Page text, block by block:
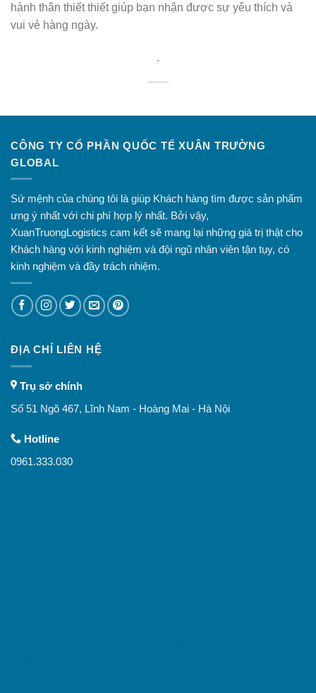
hành thân thiết thiết giúp bạn nhận được sự yêu thích và
vui vẻ hàng ngày.
.
CÔNG TY CỔ PHẦN QUỐC TẾ XUÂN TRƯỜNG
GLOBAL
Sứ mệnh của chúng tôi là giúp Khách hàng tìm được sản phẩm
ưng ý nhất với chi phí hợp lý nhất. Bởi vậy,
XuanTruongLogistics cam kết sẽ mang lại những giá trị thật cho
Khách hàng với kinh nghiệm và đội ngũ nhân viên tận tụy, có
kinh nghiệm và đầy trách nhiệm.
ĐỊA CHỈ LIÊN HỆ
Trụ sở chính
Số 51 Ngõ 467, Lĩnh Nam - Hoàng Mai - Hà Nội
Hotline
0961.333.030